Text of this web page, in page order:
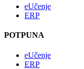
eUčenje
ERP
POTPUNA
eUčenje
ERP